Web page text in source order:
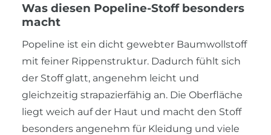
Was diesen Popeline-Stoff besonders
macht
Popeline ist ein dicht gewebter Baumwollstoff
mit feiner Rippenstruktur. Dadurch fühlt sich
der Stoff glatt, angenehm leicht und
gleichzeitig strapazierfähig an. Die Oberfläche
liegt weich auf der Haut und macht den Stoff
besonders angenehm für Kleidung und viele